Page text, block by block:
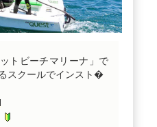
ットビーチマリーナ」で
スクールでインスト�